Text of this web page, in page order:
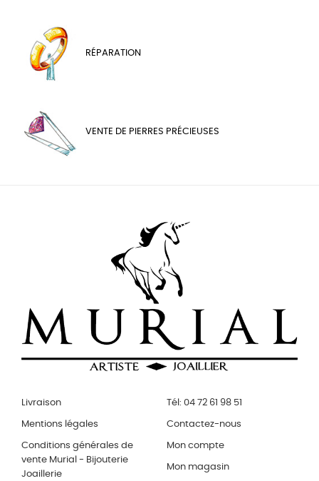
RÉPARATION
VENTE DE PIERRES PRÉCIEUSES
Livraison
Mentions légales
Conditions générales de
vente Murial - Bijouterie
Joaillerie
Tél: 04 72 61 98 51
Contactez-nous
Mon compte
Mon magasin